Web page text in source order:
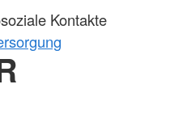
Kontakte